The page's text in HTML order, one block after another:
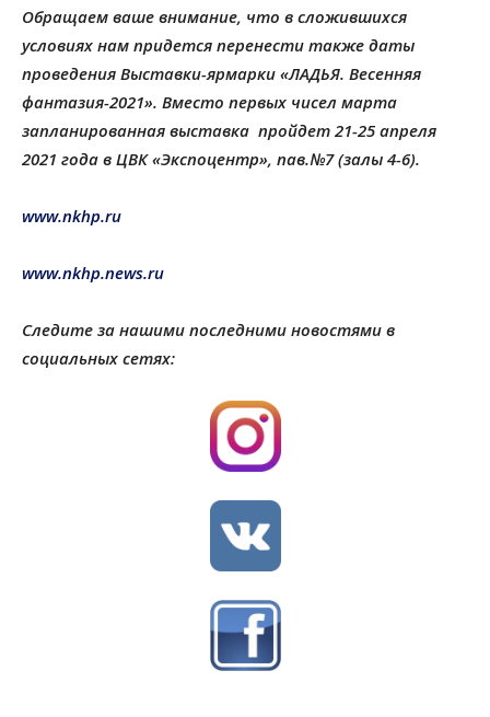
Обращаем ваше внимание, что в сложившихся
условиях нам придется перенести также даты
проведения Выставки-ярмарки «ЛАДЬЯ. Весенняя
фантазия-2021». Вместо первых чисел марта
запланированная выставка пройдет 21-25 апреля
2021 года в ЦВК «Экспоцентр», пав.№7 (залы 4-6).
www.nkhp.ru
www.nkhp.news.ru
Следите за нашими последними новостями в
социальных сетях: